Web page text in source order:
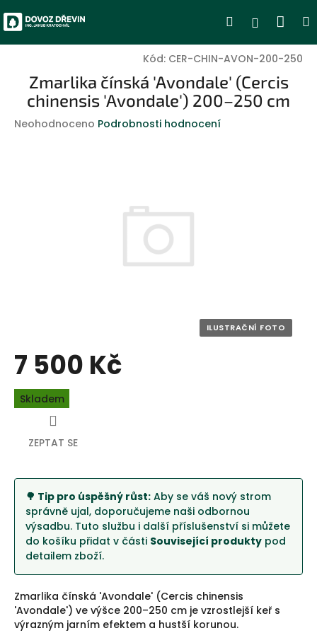
na
obsah
Hledat
Kód: CER-CHIN-AVON-200-250
Zmarlika čínská 'Avondale' (Cercis
chinensis 'Avondale') 200–250 cm
Průměrné
Neohodnoceno Podrobnosti hodnocení
7 500 Kč
Měrná
cena:
Skladem
🌳 Tip pro úspěšný růst: Aby se váš nový strom
správně ujal, doporučujeme naši odbornou
výsadbu. Tuto službu i další příslušenství si můžete
do košíku přidat v části Související produkty pod
detailem zboží.
Zmarlika čínská 'Avondale' (Cercis chinensis
'Avondale') ve výšce 200–250 cm je vzrostlejší keř s
výrazným jarním efektem a hustší korunou.
ZEPTAT SE